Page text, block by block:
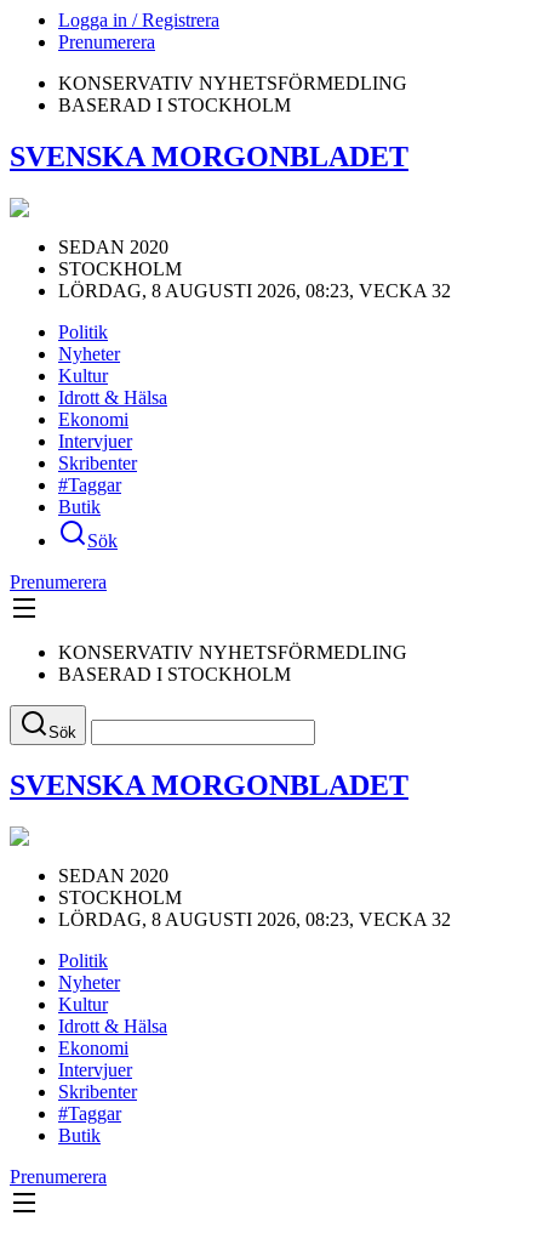
Logga in / Registrera
Prenumerera
KONSERVATIV NYHETSFÖRMEDLING
BASERAD I STOCKHOLM
SVENSKA MORGONBLADET
SEDAN 2020
STOCKHOLM
LÖRDAG, 8 AUGUSTI 2026, 08:23, VECKA 32
Politik
Nyheter
Kultur
Idrott & Hälsa
Ekonomi
Intervjuer
Skribenter
#Taggar
Butik
Sök
Prenumerera
KONSERVATIV NYHETSFÖRMEDLING
BASERAD I STOCKHOLM
Sök
SVENSKA MORGONBLADET
SEDAN 2020
STOCKHOLM
LÖRDAG, 8 AUGUSTI 2026, 08:23, VECKA 32
Politik
Nyheter
Kultur
Idrott & Hälsa
Ekonomi
Intervjuer
Skribenter
#Taggar
Butik
Prenumerera